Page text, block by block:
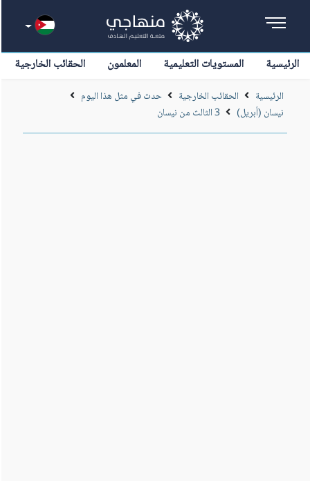
الرئيسية المستويات التعليمية المعلمون الحقائب الخارجية
الرئيسية الحقائب الخارجية
حدث في مثل هذا اليوم
نيسان (أبريل)
3 الثالث من نيسان